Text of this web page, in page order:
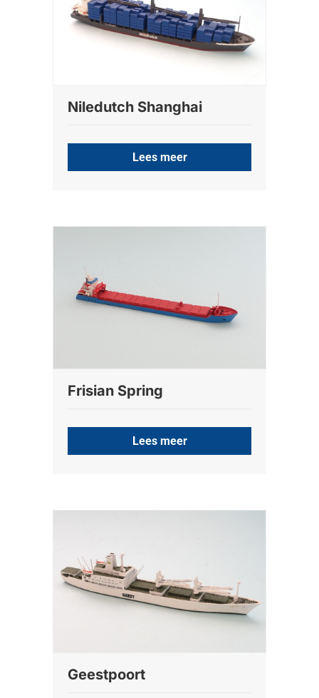
Niledutch Shanghai
Lees meer
Frisian Spring
Lees meer
Geestpoort